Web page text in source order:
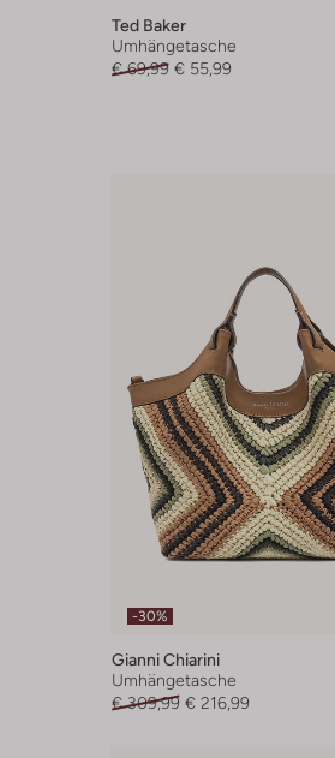
Ted Baker
Umhängetasche
€ 69,99 € 55,99
-30%
Gianni Chiarini
Umhängetasche
€ 309,99 € 216,99